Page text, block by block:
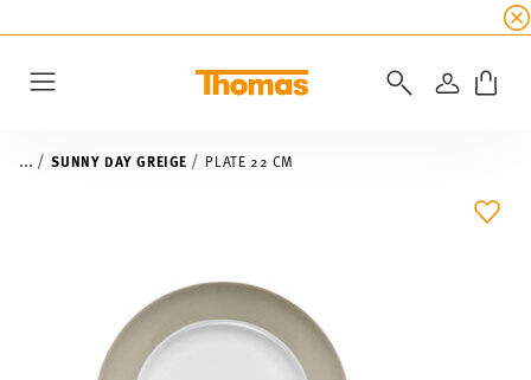
☀️ Up to 45% discount on all
LOGIN
... SUNNY DAY GREIGE PLATE 22 CM
ADD